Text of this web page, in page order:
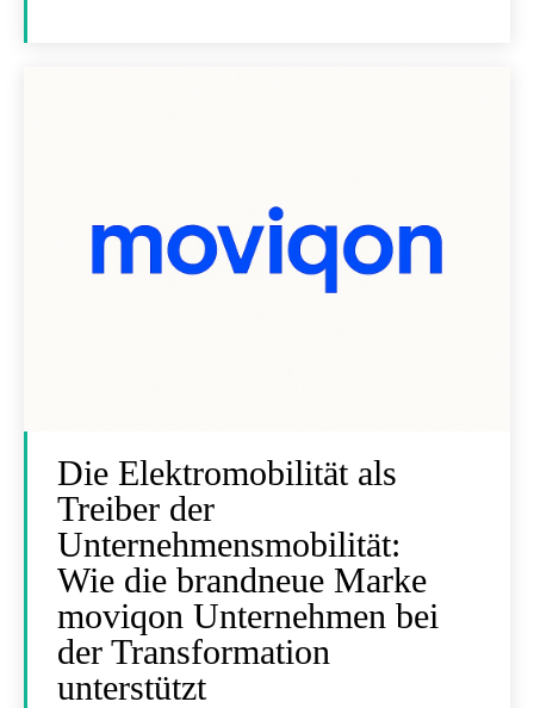
Die Elektromobilität als
Treiber der
Unternehmensmobilität:
Wie die brandneue Marke
moviqon Unternehmen bei
der Transformation
unterstützt